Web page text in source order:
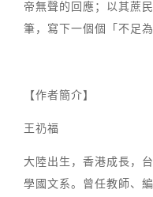
帝無聲的回應；以其蔗
筆，寫下一個個「不足
【作者簡介】
王礽福
大陸出生，香港成長，
學國文系。曾任教師、